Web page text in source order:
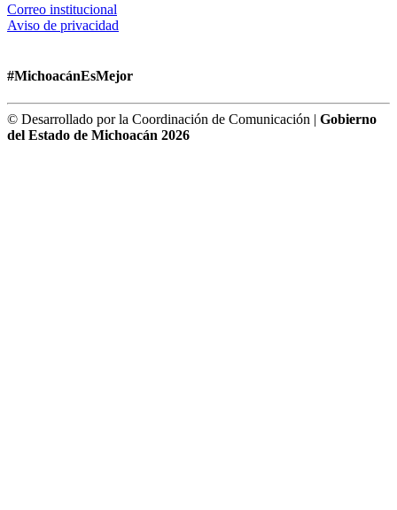
Correo institucional
Aviso de privacidad
#MichoacánEsMejor
© Desarrollado por la Coordinación de Comunicación | Gobierno
del Estado de Michoacán 2026